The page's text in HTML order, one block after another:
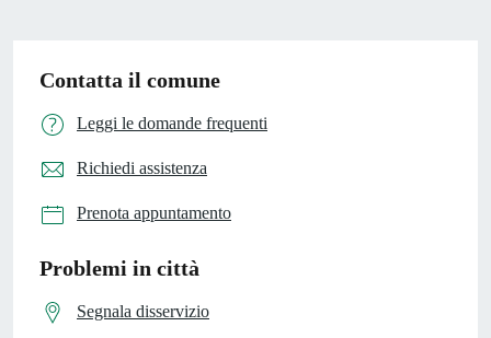
Contatta il comune
Leggi le domande frequenti
Richiedi assistenza
Prenota appuntamento
Problemi in città
Segnala disservizio